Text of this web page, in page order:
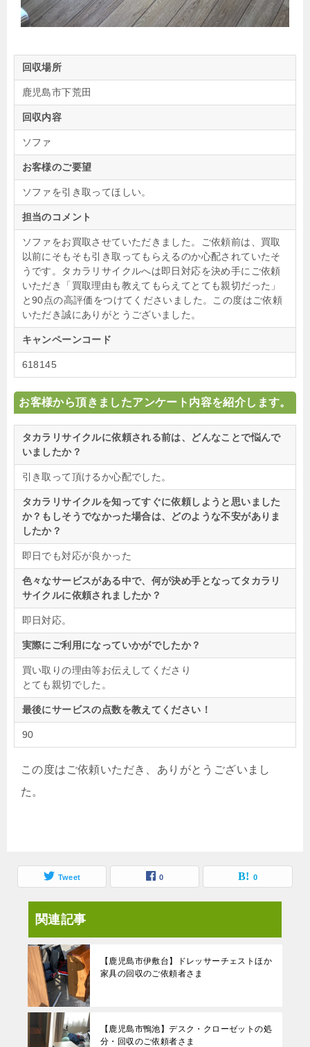
回収場所
鹿児島市下荒田
回収内容
ソファ
お客様のご要望
ソファを引き取ってほしい。
担当のコメント
ソファをお買取させていただきました。ご依頼前は、買取
以前にそもそも引き取ってもらえるのか心配されていたそ
うです。タカラリサイクルへは即日対応を決め手にご依頼
いただき「買取理由も教えてもらえてとても親切だった」
と90点の高評価をつけてくださいました。この度はご依頼
いただき誠にありがとうございました。
キャンペーンコード
618145
お客様から頂きましたアンケート内容を紹介します。
タカラリサイクルに依頼される前は、どんなことで悩んで
いましたか？
引き取って頂けるか心配でした。
タカラリサイクルを知ってすぐに依頼しようと思いました
か？もしそうでなかった場合は、どのような不安がありま
したか？
即日でも対応が良かった
色々なサービスがある中で、何が決め手となってタカラリ
サイクルに依頼されましたか？
即日対応。
実際にご利用になっていかがでしたか？
買い取りの理由等お伝えしてくださり
とても親切でした。
最後にサービスの点数を教えてください！
90
この度はご依頼いただき、ありがとうございまし
た。
Tweet 0 0
関連記事
【鹿児島市伊敷台】ドレッサーチェストほか
家具の回収のご依頼者さま
【鹿児島市鴨池】デスク・クローゼットの処
分・回収のご依頼者さま